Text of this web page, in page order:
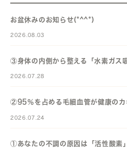
お盆休みのお知らせ(*^^*)
2026.08.03
③身体の内側から整える「水素ガス吸
2026.07.28
②95％を占める毛細血管が健康のカギ
2026.07.24
①あなたの不調の原因は「活性酸素」